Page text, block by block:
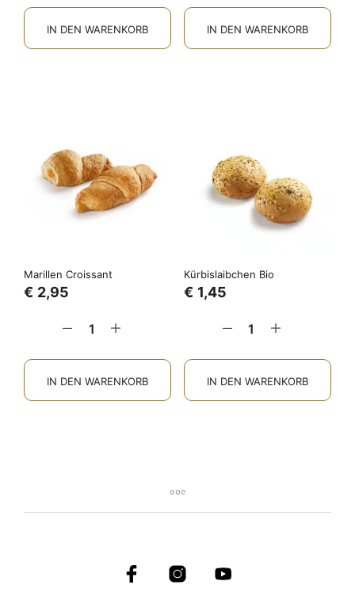
IN DEN WARENKORB IN DEN WARENKORB
Marillen Croissant
€ 2,95
IN DEN WARENKORB
Kürbislaibchen Bio
€ 1,45
IN DEN WARENKORB